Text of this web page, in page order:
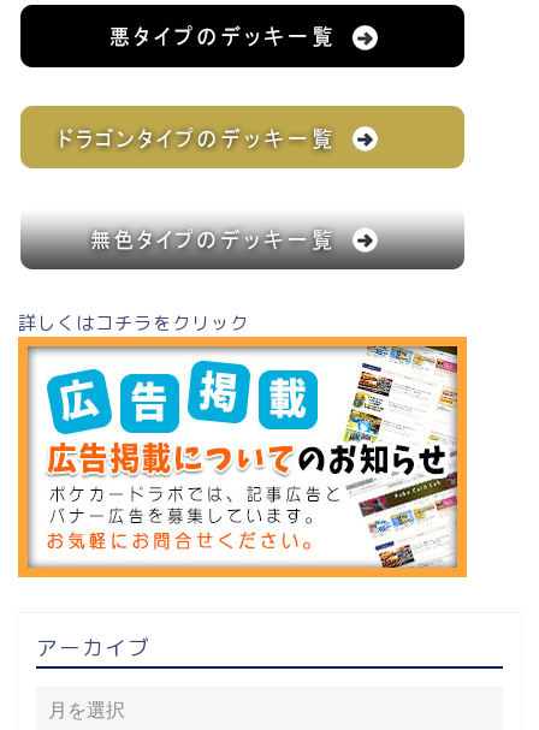
詳しくはコチラをクリック
アーカイブ